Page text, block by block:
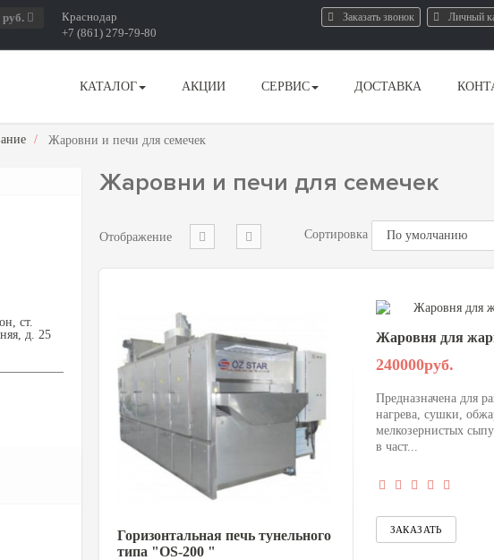
руб.
Краснодар
+7 (861) 279-79-80
Заказать звонок Личный
КАТАЛОГ АКЦИИ СЕРВИС ДОСТАВКА
Жаровни и печи для семечек
ст.
д. 25
Жаровни и печи для семечек
Отображение Сортировка
Горизонтальная печь тунельного
типа "OS-200 "
Жаровня для
240000руб.
Предназначена для
нагрева, сушки,
мелкозернистых
в част...